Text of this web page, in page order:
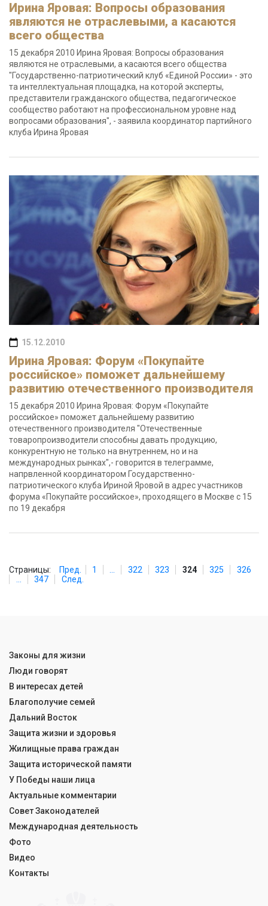
Ирина Яровая: Вопросы образования
являются не отраслевыми, а касаются
всего общества
15 декабря 2010 Ирина Яровая: Вопросы образования
являются не отраслевыми, а касаются всего общества
"Государственно-патриотический клуб «Единой России» - это
та интеллектуальная площадка, на которой эксперты,
представители гражданского общества, педагогическое
сообщество работают на профессиональном уровне над
вопросами образования", - заявила координатор партийного
клуба Ирина Яровая
15.12.2010
Ирина Яровая: Форум «Покупайте
российское» поможет дальнейшему
развитию отечественного производителя
15 декабря 2010 Ирина Яровая: Форум «Покупайте
российское» поможет дальнейшему развитию
отечественного производителя "Отечественные
товаропроизводители способны давать продукцию,
конкурентную не только на внутреннем, но и на
международных рынках",- говорится в телеграмме,
напрвленной координатором Государственно-
патриотического клуба Ириной Яровой в адрес участников
форума «Покупайте российское», проходящего в Москве с 15
по 19 декабря
Страницы: Пред. 1 322 323 324 325
326
347 След.
Законы для жизни
Люди говорят
В интересах детей
Благополучие семей
Дальний Восток
Защита жизни и здоровья
Жилищные права граждан
Защита исторической памяти
У Победы наши лица
Актуальные комментарии
Совет Законодателей
Международная деятельность
Фото
Видео
Контакты